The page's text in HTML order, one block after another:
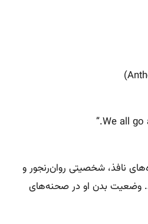
نافذ، شخصیتی روان‌رنجور و
وضعیت بدن او در صحنه‌های